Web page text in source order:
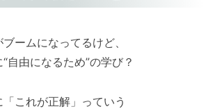
ブームになってるけど、
自由になるため”の学び？
これが正解」っていう